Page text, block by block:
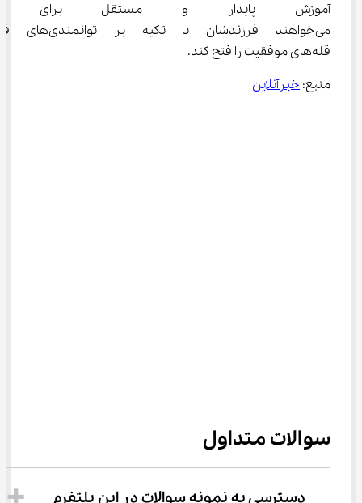
آموزش پایدار و مستقل
می‌خواهند فرزندشان با تکیه بر
قله‌های موفقیت را فتح کند.
منبع: خبرآنلاین
سوالات متداول
دسترسی به نمونه سوالات در این پلتفرم